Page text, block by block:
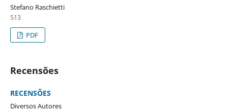
Stefano Raschietti
513
PDF
Recensões
RECENSÕES
Diversos Autores